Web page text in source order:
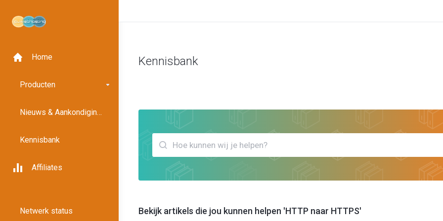
Home
Producten
Nieuws & Aankondigingen
Kennisbank
Affiliates
Netwerk status
Kennisbank
Bekijk artikels die jou kunnen helpen 'HTTP naar HTTPS'